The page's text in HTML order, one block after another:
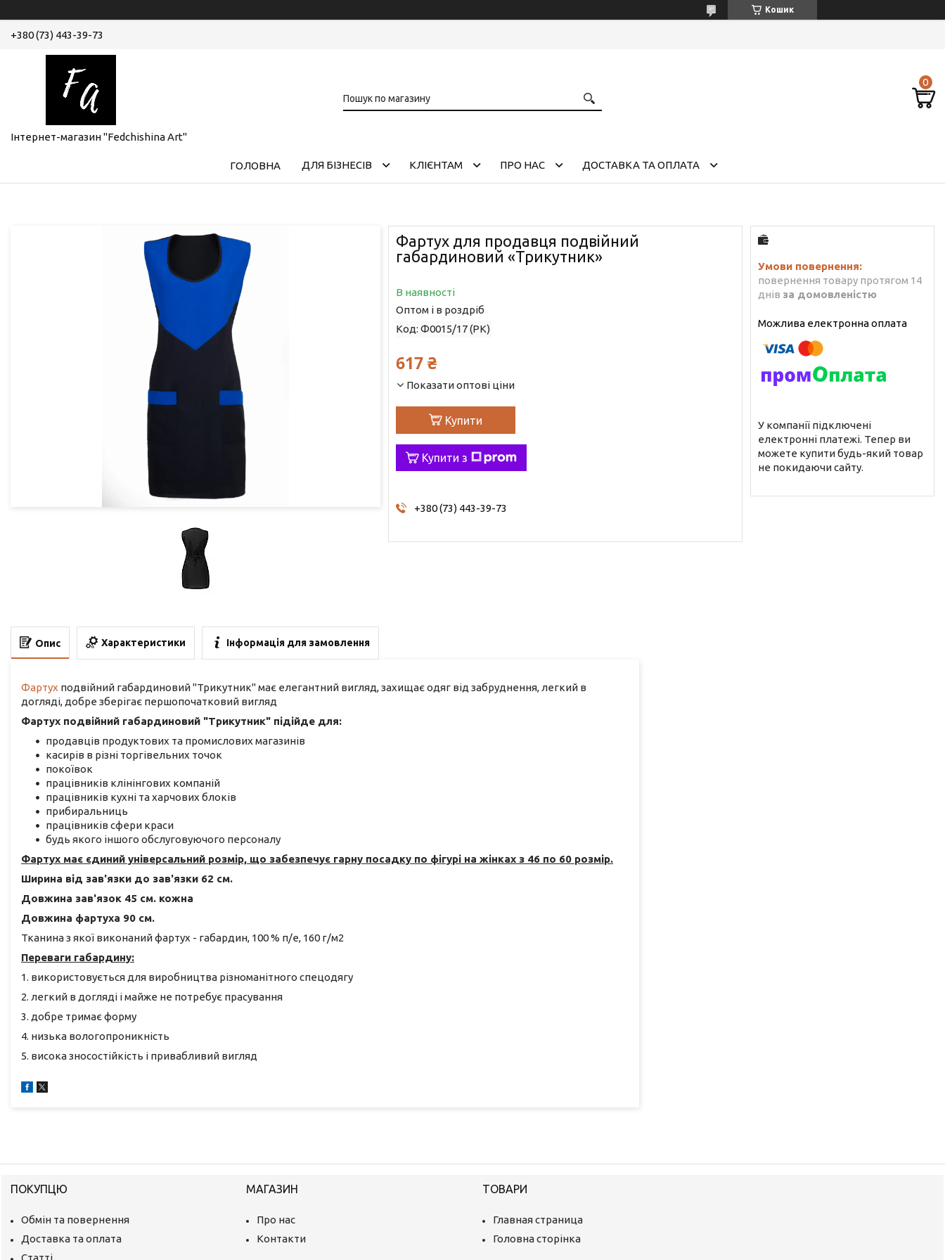
Кошик
+380 (73) 443-39-73
Інтернет-магазин "Fedchishina Art"
ГОЛОВНА ДЛЯ БІЗНЕСІВ КЛІЄНТАМ ПРО НАС ДОСТАВКА ТА ОПЛАТА
Фартух для продавця подвійний
габардиновий «Трикутник»
В наявності
Оптом і в роздріб
Код: Ф0015/17 (РК)
617 ₴
Показати оптові ціни
Купити
Купити з
+380 (73) 443-39-73
повернення товару протягом 14
днів за домовленістю
У компанії підключені
електронні платежі. Тепер ви
можете купити будь-який товар
не покидаючи сайту.
Опис Характеристики Інформація для замовлення
Фартух подвійний габардиновий "Трикутник" має елегантний вигляд, захищає одяг від забруднення, легкий в
догляді, добре зберігає першопочатковий вигляд
Фартух подвійний габардиновий "Трикутник" підійде для:
продавців продуктових та промислових магазинів
касирів в різні торгівельних точок
покоївок
працівників клінінгових компаній
працівників кухні та харчових блоків
прибиральниць
працівників сфери краси
будь якого іншого обслуговуючого персоналу
Фартух має єдиний універсальний розмір, що забезпечує гарну посадку по фігурі на жінках з 46 по 60 розмір.
Ширина від зав'язки до зав'язки 62 см.
Довжина зав'язок 45 см. кожна
Довжина фартуха 90 см.
Тканина з якої виконаний фартух - габардин, 100 % п/е, 160 г/м2
Переваги габардину:
1. використовується для виробництва різноманітного спецодягу
2. легкий в догляді і майже не потребує прасування
3. добре тримає форму
4. низька вологопроникність
5. висока зносостійкість і привабливий вигляд
ПОКУПЦЮ
Обмін та повернення
Доставка та оплата
Статті
МАГАЗИН
Про нас
Контакти
ТОВАРИ
Главная страница
Головна сторінка